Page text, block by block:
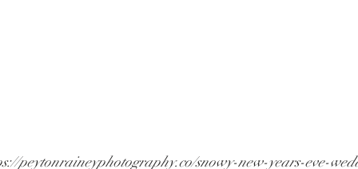
peytonraineyphotography.co/snowy-new-years-eve-